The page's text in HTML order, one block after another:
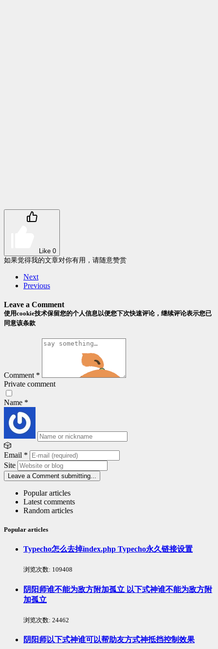
Like 0
如果觉得我的文章对你有用，请随意赞赏
Next
Previous
Leave a Comment
使用cookie技术保留您的个人信息以便您下次快速评论，继续评论表示您已
同意该条款
Comment *
Private comment
Name *
🎲
Email *
Site
Leave a Comment submitting...
Popular articles
Latest comments
Random articles
Popular articles
Typecho怎么去掉index.php Typecho永久链接设置
浏览次数: 109408
阴阳师谁不能为敌方附加孤立 以下式神谁不能为敌方附
加孤立
浏览次数: 24462
阴阳师以下式神谁可以帮助友方式神抵挡控制效果